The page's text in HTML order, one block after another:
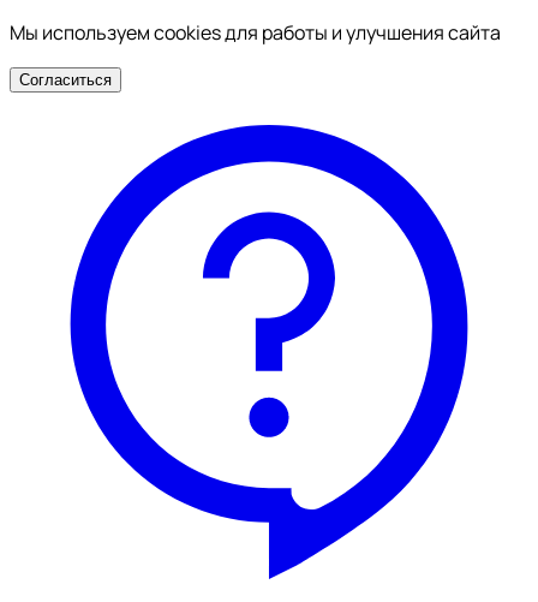
Мы используем cookies для работы и улучшения сайта
Согласиться